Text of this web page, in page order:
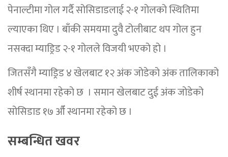
पेनाल्टीमा गोल गर्दै सोसिडाडलाई २-१ गोलको स्थितिमा
ल्याएका थिए । बाँकी समयमा दुवै टोलीबाट थप गोल हुन
नसक्दा म्याड्रिड २-१ गोलले विजयी भएको हो ।
जितसँगै म्याड्रिड ४ खेलबाट १२ अंक जोडेको अंक तालिकाको
शीर्ष स्थानमा रहेको छ । समान खेलबाट दुई अंक जोडेको
सोसिडाड १७ औँ स्थानमा रहेको छ ।
सम्बन्धित खवर